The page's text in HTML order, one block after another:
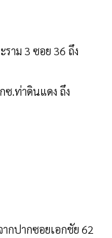
าม 3 ซอย 36 ถึง
.ท่าดินแดง ถึง
กปากซอยเอกชัย 62